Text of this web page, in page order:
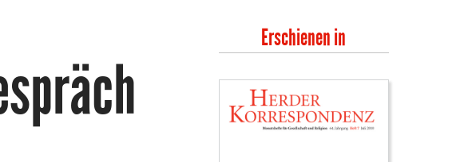
Erschienen in